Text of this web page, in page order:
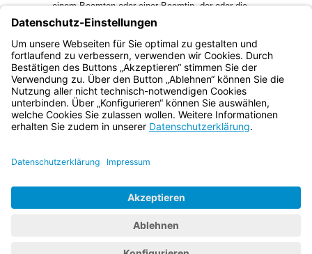
einem Beamten oder einer Beamtin, der oder die
mindestens ein Amt der Besoldungsgruppe A 9 innehat, als
Die Mitglieder und die sie vertretenden
Mitglieder bestellt das Präsidium der Bayerischen
Bereitschaftspolizei.
Bayern.de
BayernPortal
Impressum